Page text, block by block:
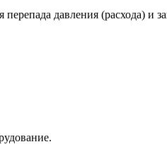
давления (расхода) и